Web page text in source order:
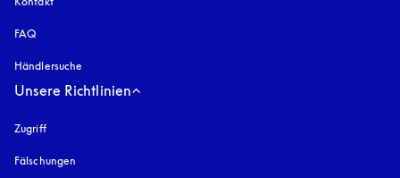
FAQ
Händlersuche
Unsere Richtlinien
Zugrifföffnet sich in einem neuen Tab
Fälschungen